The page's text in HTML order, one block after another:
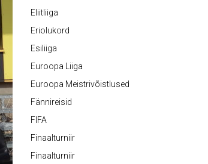
Eliitliiga
Eriolukord
Esiliiga
Euroopa Liiga
Euroopa Meistrivõistlused
Fännireisid
FIFA
Finaalturniir
Finaalturniir